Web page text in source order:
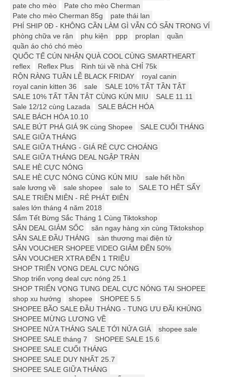
pate cho mèo
Pate cho mèo Cherman
Pate cho mèo Cherman 85g
pate thái lan
PHÍ SHIP 0Đ - KHÔNG CẦN LÀM GÌ VẪN CÓ SẴN TRONG VÍ
phòng chữa ve rận
phụ kiện ppp proplan
quần
quần áo chó chó mèo
QUỐC TẾ CÚN NHẬN QUÀ COOL CÙNG SMARTHEART
reflex
Reflex Plus
Rinh túi về nhà CHỈ 75k
RỘN RÀNG TUẦN LỄ BLACK FRIDAY
royal canin
royal canin kitten 36
sale
SALE 10% TẤT TẦN TẬT
SALE 10% TẤT TẦN TẬT CÙNG KÚN MIU
SALE 11.11
Sale 12/12 cùng Lazada
SALE BÁCH HÓA
SALE BÁCH HÓA 10.10
SALE BỨT PHÁ GIÁ 9K cùng Shopee
SALE CUỐI THÁNG
SALE GIỮA THÁNG
SALE GIỮA THÁNG - GIÁ RẺ CỰC CHOÁNG
SALE GIỮA THÁNG DEAL NGẬP TRÀN
SALE HÈ CỰC NÓNG
SALE HÈ CỰC NÓNG CÙNG KÚN MIU
sale hết hồn
sale lương về
sale shopee sale to
SALE TO HẾT SẨY
SALE TRIỀN MIÊN - RẺ PHÁT ĐIÊN
sales lớn tháng 4 năm 2018
Sắm Tết Bừng Sắc Tháng 1 Cùng Tiktokshop
SĂN DEAL GIẢM SỐC
săn ngay hàng xịn cùng Tiktokshop
SĂN SALE ĐẦU THÁNG
sàn thương mại điện tử
SĂN VOUCHER SHOPEE VIDEO GIẢM ĐẾN 50%
SĂN VOUCHER XTRA ĐẾN 1 TRIỆU
SHOP TRIỂN VỌNG DEAL CỰC NÓNG
Shop triển vọng deal cực nóng 25.1
SHOP TRIỂN VỌNG TUNG DEAL CỰC NÓNG TẠI SHOPEE
shop xu hướng
shopee
SHOPEE 5.5
SHOPEE BÃO SALE ĐẦU THÁNG - TUNG ƯU ĐÃI KHỦNG
SHOPEE MỪNG LƯƠNG VỀ
SHOPEE NỬA THÁNG SALE TỚI NỬA GIÁ
shopee sale
SHOPEE SALE tháng 7
SHOPEE SALE 15.6
SHOPEE SALE CUỐI THÁNG
SHOPEE SALE DUY NHẤT 25.7
SHOPEE SALE GIỮA THÁNG